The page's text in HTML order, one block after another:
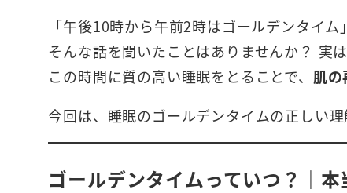
「午後10時から午前2時はゴールデンタイム」
そんな話を聞いたことはありませんか？ 実
この時間に質の高い睡眠をとることで、 肌
今回は、睡眠のゴールデンタイムの正しい
ゴールデンタイムっていつ？｜